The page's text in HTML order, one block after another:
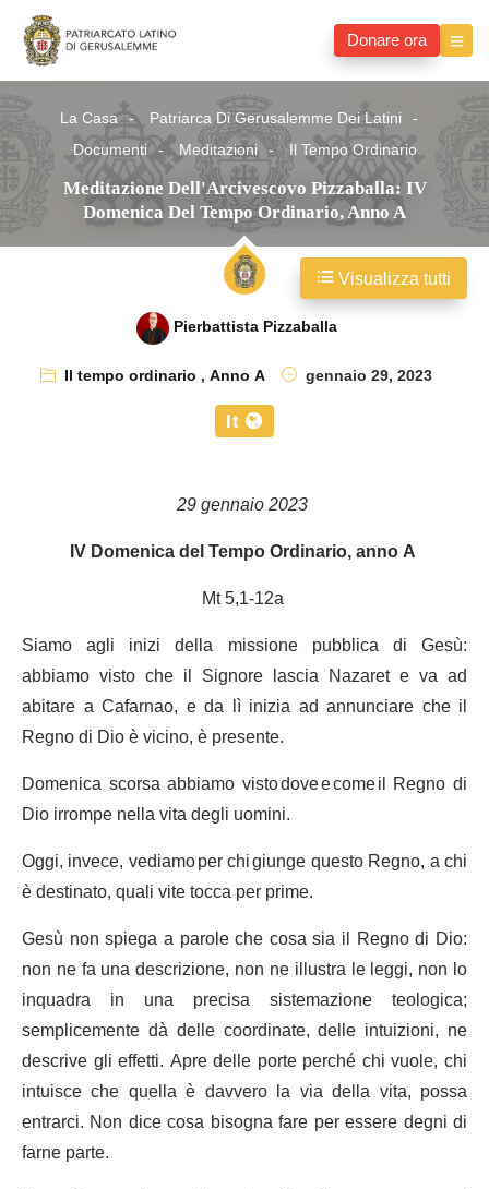
Donare ora
La Casa
Patriarca Di Gerusalemme Dei Latini
Documenti
Meditazioni Il Tempo Ordinario
Meditazione Dell'Arcivescovo Pizzaballa: IV
Domenica Del Tempo Ordinario, Anno A
Pierbattista Pizzaballa
Il tempo ordinario ,Anno A gennaio 29, 2023
It
29 gennaio 2023
IV Domenica del Tempo Ordinario, anno A
Mt 5,1-12a
Siamo agli inizi della missione pubblica di Gesù:
abbiamo visto che il Signore lascia Nazaret e va ad
abitare a Cafarnao, e da lì inizia ad annunciare che il
Regno di Dio è vicino, è presente.
Domenica scorsa abbiamo visto dove e come il Regno di
Dio irrompe nella vita degli uomini.
Oggi, invece, vediamo per chi giunge questo Regno, a chi
è destinato, quali vite tocca per prime.
Gesù non spiega a parole che cosa sia il Regno di Dio:
non ne fa una descrizione, non ne illustra le leggi, non lo
inquadra in una precisa sistemazione teologica;
semplicemente dà delle coordinate, delle intuizioni, ne
descrive gli effetti. Apre delle porte perché chi vuole, chi
intuisce che quella è davvero la via della vita, possa
entrarci. Non dice cosa bisogna fare per essere degni di
farne parte.
Visualizza tutti